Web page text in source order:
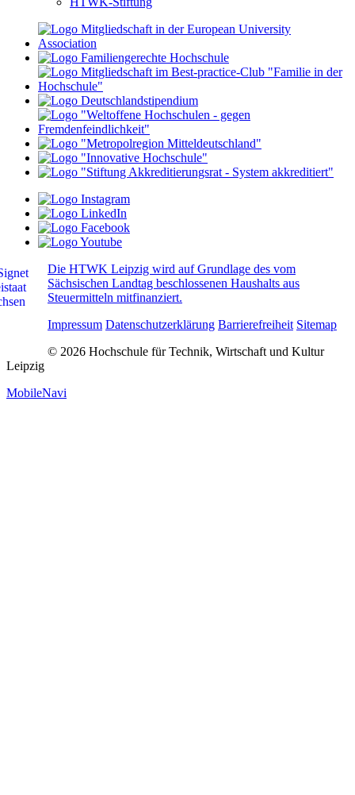
Die HTWK Leipzig wird auf Grundlage des vom
Sächsischen Landtag beschlossenen Haushalts aus
Steuermitteln mitfinanziert.
Impressum Datenschutzerklärung Barrierefreiheit Sitemap
© 2026 Hochschule für Technik, Wirtschaft und Kultur
Leipzig
MobileNavi